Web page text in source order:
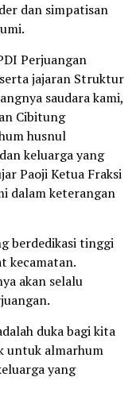
dan simpatisan
Perjuangan
jajaran Struktur
saudara kami,
Cibitung
husnul
keluarga yang
Paoji Ketua Fraksi
dalam keterangan
berdedikasi tinggi
kecamatan.
akan selalu
duka bagi kita
untuk almarhum
yang